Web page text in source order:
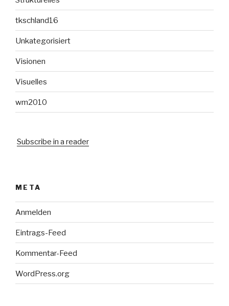
tkschland16
Unkategorisiert
Visionen
Visuelles
wm2010
Subscribe in a reader
META
Anmelden
Eintrags-Feed
Kommentar-Feed
WordPress.org